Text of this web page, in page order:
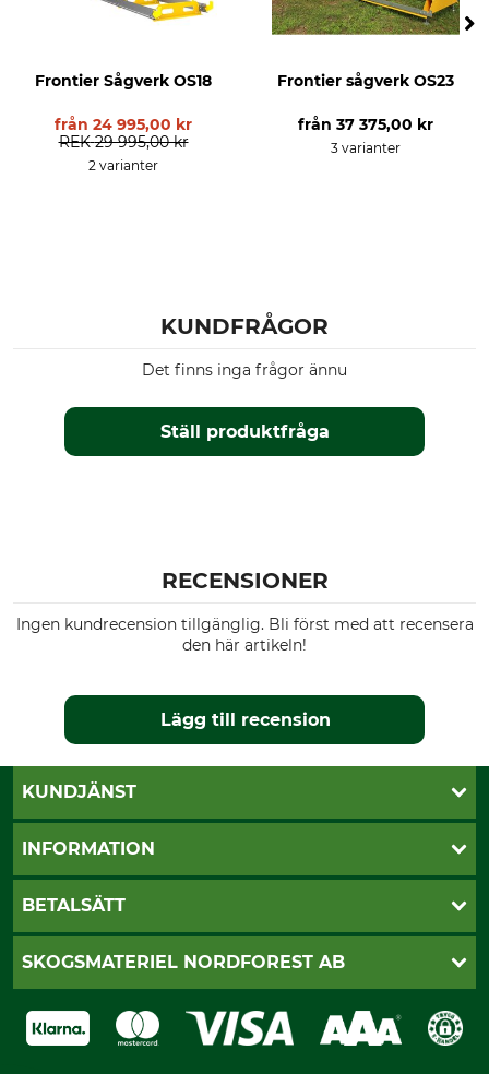
Frontier Sågverk OS18
från 24 995,00 kr
REK 29 995,00 kr
2 varianter
Frontier sågverk OS23
från 37 375,00 kr
3 varianter
KUNDFRÅGOR
Ställ produktfråga
Det finns inga frågor ännu
RECENSIONER
Ingen kundrecension tillgänglig. Bli först med att recensera
den här artikeln!
Lägg till recension
KUNDJÄNST
Öppettider
Vanliga frågor
INFORMATION
Butik Vansbro
Dataskydd
BETALSÄTT
Klarna
Swish
SKOGSMATERIEL NORDFOREST AB
Om oss
GRUBE-Gruppen